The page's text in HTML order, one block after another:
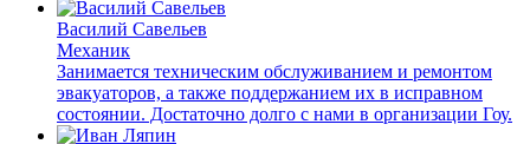
Василий Савельев
Механик
Занимается техническим обслуживанием и ремонтом
эвакуаторов, а также поддержанием их в исправном
состоянии. Достаточно долго с нами в организации Гоу.